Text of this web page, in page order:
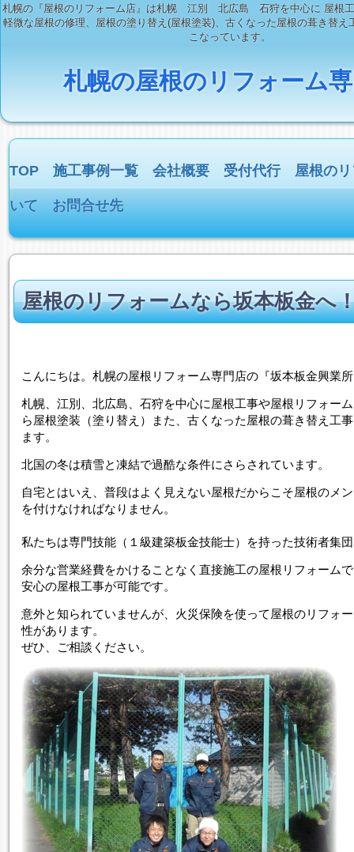
札幌の『屋根のリフォーム店』は札幌 江別 北広島 石狩を中心に 屋根工
軽微な屋根の修理、屋根の塗り替え(屋根塗装)、古くなった屋根の葺き替え
こなっています。
札幌の屋根のリフォーム
TOP 施工事例一覧 会社概要 受付代行 屋根の
いて お問合せ先
屋根のリフォームなら坂本板金へ
こんにちは。札幌の屋根リフォーム専門店の『坂本板金興業
札幌、江別、北広島、石狩を中心に屋根工事や屋根リフォー
ら屋根塗装（塗り替え）また、古くなった屋根の葺き替え工
ます。
北国の冬は積雪と凍結で過酷な条件にさらされています。
自宅とはいえ、普段はよく見えない屋根だからこそ屋根のメ
を付けなければなりません。
私たちは専門技能（１級建築板金技能士）を持った技術者集
余分な営業経費をかけることなく直接施工の屋根リフォーム
安心の屋根工事が可能です。
意外と知られていませんが、火災保険を使って屋根のリフォ
性があります。
ぜひ、ご相談ください。